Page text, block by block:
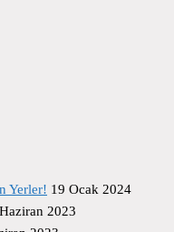
Yerler! 19 Ocak 2024
2023